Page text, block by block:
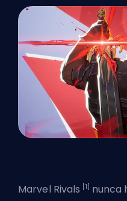
Marvel Rivals [1]
nunca